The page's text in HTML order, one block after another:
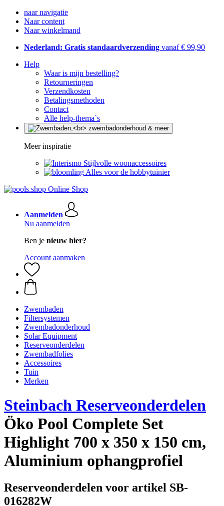
naar navigatie
Naar content
Naar winkelmand
Nederland: Gratis standaardverzending vanaf € 99,90
Help
Waar is mijn bestelling?
Retourneringen
Verzendkosten
Betalingsmethoden
Contact
Alle help-thema`s
Meer inspiratie
Stijlvolle woonaccessoires
Alles voor de hobbytuinier
Aanmelden
Nu aanmelden
Ben je nieuw hier?
Account aanmaken
Zwembaden
Filtersystemen
Zwembadonderhoud
Solar Equipment
Reserveonderdelen
Zwembadfolies
Accessoires
Tuin
Merken
Steinbach Reserveonderdelen
Öko Pool Complete Set
Highlight 700 x 350 x 150 cm,
Aluminium ophangprofiel
Reserveonderdelen voor artikel SB-
016282W